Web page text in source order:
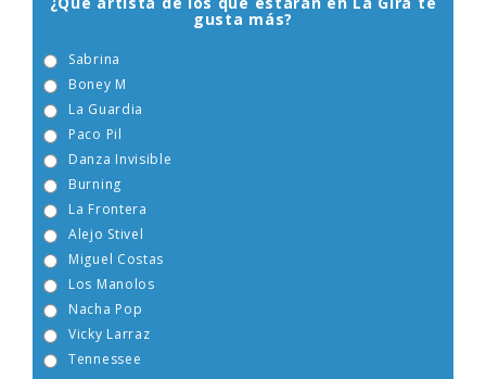
¿Qué artista de los que estarán en La Gira te
gusta más?
Sabrina
Boney M
La Guardia
Paco Pil
Danza Invisible
Burning
La Frontera
Alejo Stivel
Miguel Costas
Los Manolos
Nacha Pop
Vicky Larraz
Tennessee